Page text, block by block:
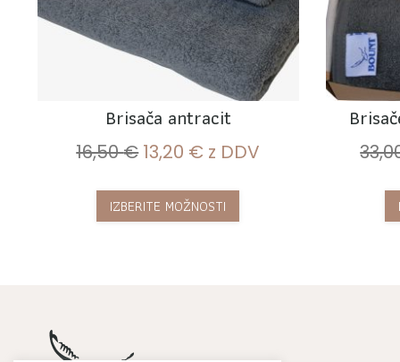
Brisača antracit
16,50€ 13,20 € z DDV
IZBERITE MOŽNOSTI